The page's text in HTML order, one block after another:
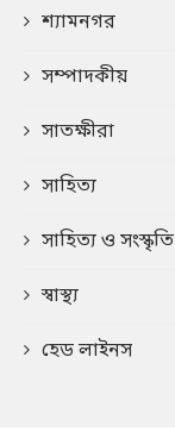
শ্যামনগর
সম্পাদকীয়
সাতক্ষীরা
সাহিত্য
সাহিত্য ও সংস্কৃতি
স্বাস্থ্য
হেড লাইনস